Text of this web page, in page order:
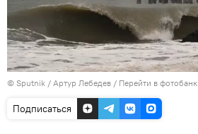
© Sputnik / Артур Лебедев / Перейти в фотобанк
Подписаться